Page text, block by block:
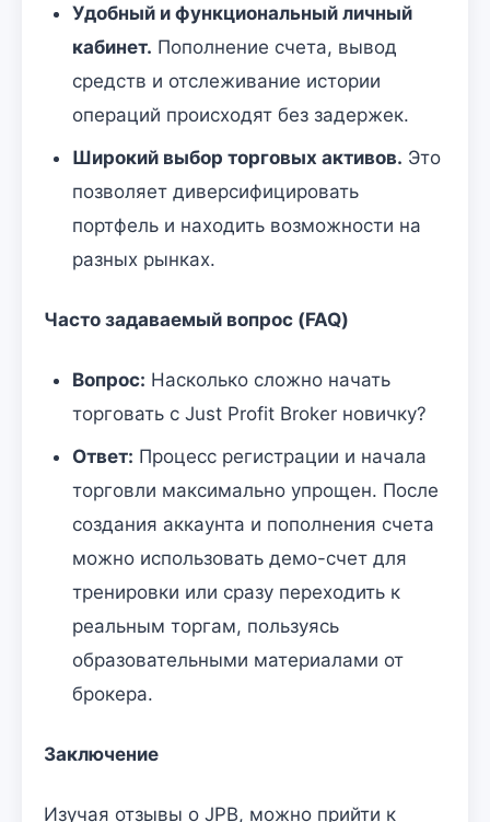
Удобный и функциональный личный
кабинет. Пополнение счета, вывод
средств и отслеживание истории
операций происходят без задержек.
Широкий выбор торговых активов. Это
позволяет диверсифицировать
портфель и находить возможности на
разных рынках.
Часто задаваемый вопрос (FAQ)
Вопрос: Насколько сложно начать
торговать с Just Profit Broker новичку?
Ответ: Процесс регистрации и начала
торговли максимально упрощен. После
создания аккаунта и пополнения счета
можно использовать демо-счет для
тренировки или сразу переходить к
реальным торгам, пользуясь
образовательными материалами от
брокера.
Заключение
Изучая отзывы о JPB, можно прийти к